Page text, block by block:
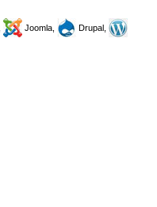
Joomla,
Drupal,